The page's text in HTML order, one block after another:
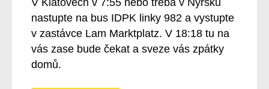
V Klatovech v 7:55 nebo třeba v Nýrsku
nastupte na bus IDPK linky 982 a vystupte
v zastávce Lam Marktplatz. V 18:18 tu na
vás zase bude čekat a sveze vás zpátky
domů.